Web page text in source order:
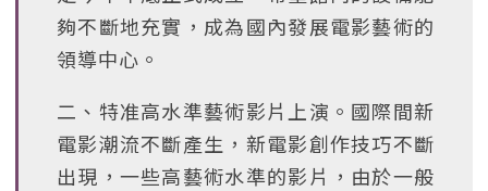
夠不斷地充實，成為國內發展電影藝術的
領導中心。
二、特准高水準藝術影片上演。國際間新
電影潮流不斷產生，新電影創作技巧不斷
出現，一些高藝術水準的影片，由於一般